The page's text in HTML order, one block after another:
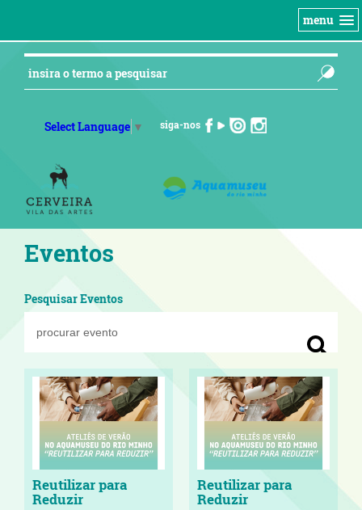
menu
Select Language ▼ siga-nos
Eventos
Pesquisar Eventos
Reutilizar para
Reduzir
Reutilizar para
Reduzir